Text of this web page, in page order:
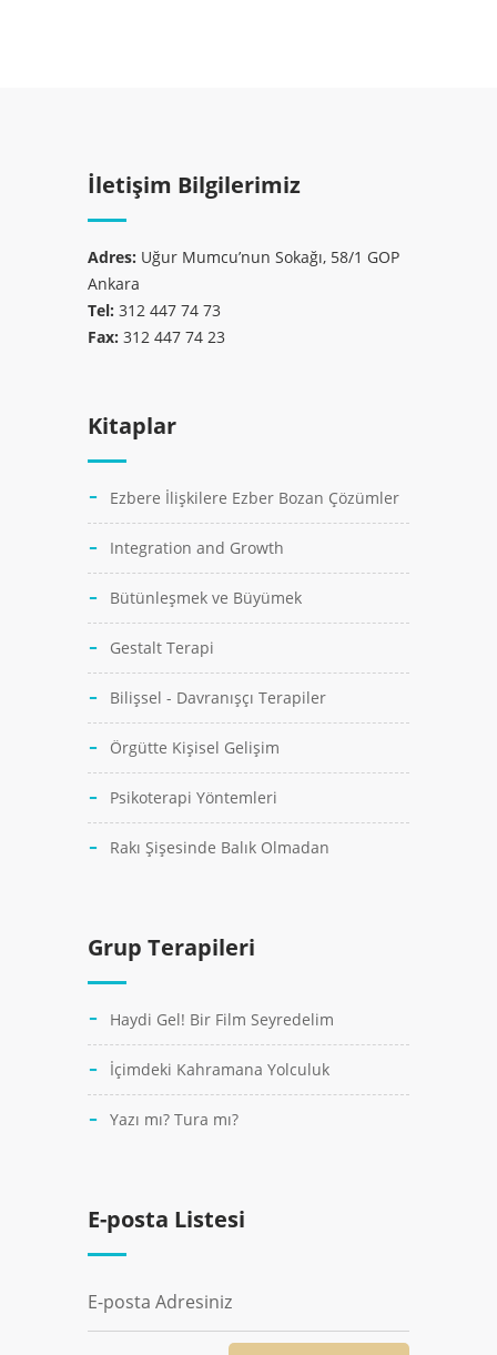
İletişim Bilgilerimiz
Adres: Uğur Mumcu’nun Sokağı, 58/1 GOP
Ankara
Tel: 312 447 74 73
Fax: 312 447 74 23
Kitaplar
Ezbere İlişkilere Ezber Bozan Çözümler
Integration and Growth
Bütünleşmek ve Büyümek
Gestalt Terapi
Bilişsel - Davranışçı Terapiler
Örgütte Kişisel Gelişim
Psikoterapi Yöntemleri
Rakı Şişesinde Balık Olmadan
Grup Terapileri
Haydi Gel! Bir Film Seyredelim
İçimdeki Kahramana Yolculuk
Yazı mı? Tura mı?
E-posta Listesi